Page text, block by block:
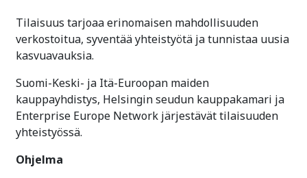
Tilaisuus tarjoaa erinomaisen mahdollisuuden
verkostoitua, syventää yhteistyötä ja tunnistaa uusia
kasvuavauksia.
Suomi-Keski- ja Itä-Euroopan maiden
kauppayhdistys, Helsingin seudun kauppakamari ja
Enterprise Europe Network järjestävät tilaisuuden
yhteistyössä.
Ohjelma